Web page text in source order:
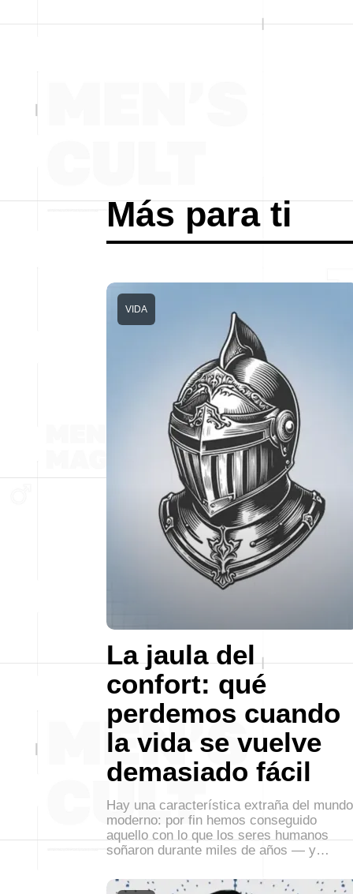
Más para ti
La jaula del
confort: qué
perdemos cuando
la vida se vuelve
demasiado fácil
VIDA
Hay una característica extraña del mundo
moderno: por fin hemos conseguido
aquello con lo que los seres humanos
soñaron durante miles de años — y…